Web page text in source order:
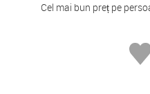
Cel mai bun preț pe